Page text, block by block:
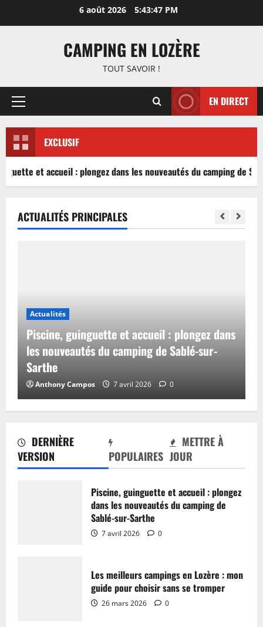
6 août 2026 5:43:47 PM
CAMPING EN LOZÈRE
TOUT SAVOIR !
Menu
EN DIRECT
EXCLUSIF
et accueil : plongez dans les nouveautés du camping de
DERNIÈRE
VERSION
POPULAIRES
METTRE À
JOUR
Piscine, guinguette et accueil : plongez
dans les nouveautés du camping de
Sablé-sur-Sarthe
7 avril 2026 0
Les meilleurs campings en Lozère : mon
guide pour choisir sans se tromper
26 mars 2026 0
ACTUALITÉS PRINCIPALES
Actualités
Piscine, guinguette et accueil : plongez dans
les nouveautés du camping de Sablé-sur-
Sarthe
Anthony Campos 7 avril 2026 0